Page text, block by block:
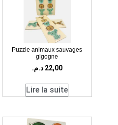
Puzzle animaux sauvages
gigogne
22,00 د.م.
Lire la suite